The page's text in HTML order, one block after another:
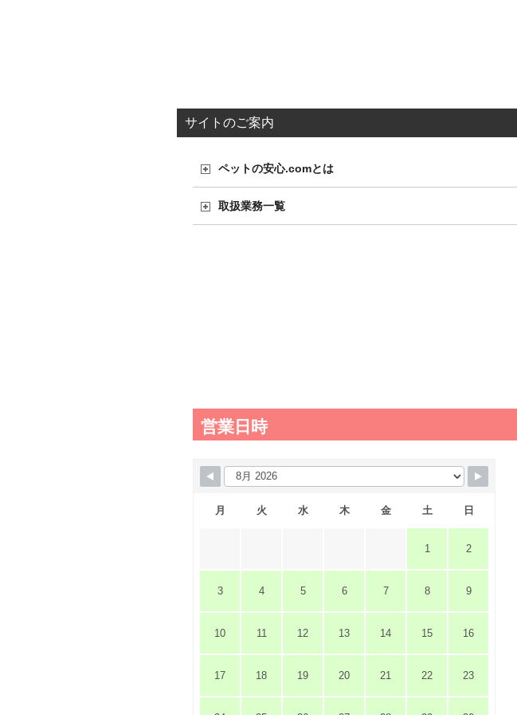
サイトのご案内
ペットの安心.comとは
取扱業務一覧
営業日時
月 火 水 木 金 土 日
1 2
3 4 5 6 7 8 9
10 11 12 13 14 15 16
17 18 19 20 21 22 23